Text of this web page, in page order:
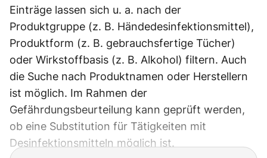
Einträge lassen sich u. a. nach der
Produktgruppe (z. B. Händedesinfektionsmittel),
Produktform (z. B. gebrauchsfertige Tücher)
oder Wirkstoffbasis (z. B. Alkohol) filtern. Auch
die Suche nach Produktnamen oder Herstellern
ist möglich. Im Rahmen der
Gefährdungsbeurteilung kann geprüft werden,
ob eine Substitution für Tätigkeiten mit
Desinfektionsmitteln möglich ist.